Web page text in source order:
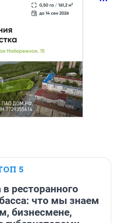
5
ресторанного
что мы знаем
бизнесмене,